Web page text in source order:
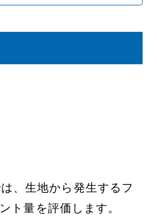
、生地から発生するフ
ト量を評価します。